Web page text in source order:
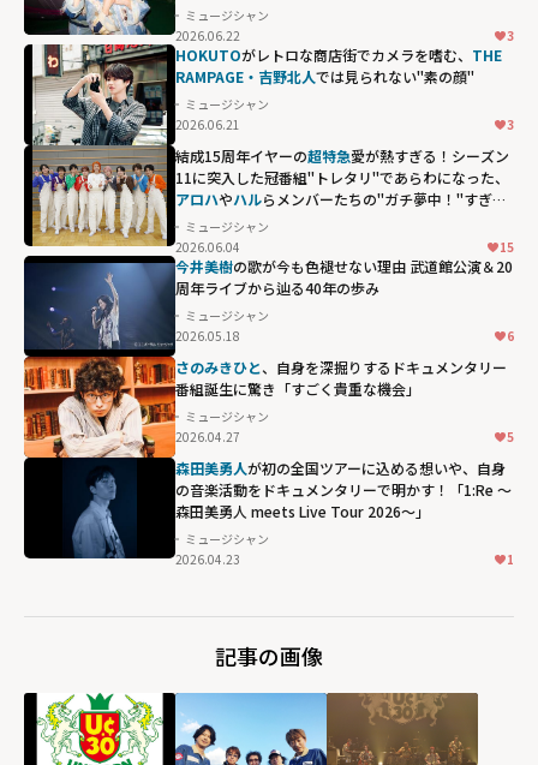
ミュージシャン
2026.06.22
3
HOKUTOがレトロな商店街でカメラを嗜む、 THE
RAMPAGE・吉野北人では見られない"素の顔"
ミュージシャン
2026.06.21
3
アロハやハルら
メンバーたち
の"ガチ夢
中！"すぎる偏愛
ぶり"
width="304"
height="203"
loading="lazy"
fetchpriority="h
結成15周年イヤーの超特急愛が熱すぎる！シーズン
11に突入した冠番組"トレタリ"であらわになった、
アロハやハルらメンバーたちの"ガチ夢中！"すぎる
偏愛ぶり
ミュージシャン
2026.06.04
15
今井美樹の歌が今も色褪せない理由 武道館公演＆20
周年ライブから辿る40年の歩み
ミュージシャン
2026.05.18
6
さのみきひと、自身を深掘りするドキュメンタリー
番組誕生に驚き「すごく貴重な機会」
ミュージシャン
2026.04.27
5
森田美勇人が初の全国ツアーに込める想いや、自身
の音楽活動をドキュメンタリーで明かす！「1:Re ～
森田美勇人 meets Live Tour 2026～」
ミュージシャン
2026.04.23
1
記事の画像